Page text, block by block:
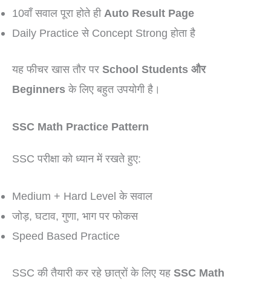
10वाँ सवाल पूरा होते ही Auto Result Page
Daily Practice से Concept Strong होता है
यह फीचर खास तौर पर School Students और
Beginnersके लिए बहुत उपयोगी है।
SSC Math Practice Pattern
SSC परीक्षा को ध्यान में रखते हुए:
Medium + Hard Level के सवाल
जोड़, घटाव, गुणा, भाग पर फोकस
Speed Based Practice
SSC की तैयारी कर रहे छात्रों के लिए यह SSC Math